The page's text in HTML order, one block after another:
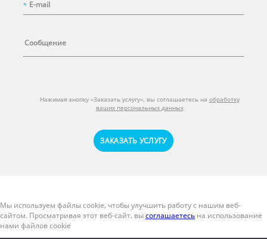
*
Нажимая кнопку «Заказать услугу», вы соглашаетесь на обработку
ваших персональных данных
ЗАКАЗАТЬ УСЛУГУ
Мы используем файлы cookie, чтобы улучшить работу с нашим веб-
сайтом. Просматривая этот веб-сайт, высоглашаетесь на использование
нами файлов cookie